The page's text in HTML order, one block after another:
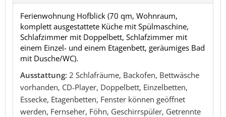
Ferienwohnung Hofblick (70 qm, Wohnraum,
komplett ausgestattete Küche mit Spülmaschine,
Schlafzimmer mit Doppelbett, Schlafzimmer mit
einem Einzel- und einem Etagenbett, geräumiges Bad
mit Dusche/WC).
Ausstattung: 2 Schlafräume, Backofen, Bettwäsche
vorhanden, CD-Player, Doppelbett, Einzelbetten,
Essecke, Etagenbetten, Fenster können geöffnet
werden, Fernseher, Föhn, Geschirrspüler, Getrennte